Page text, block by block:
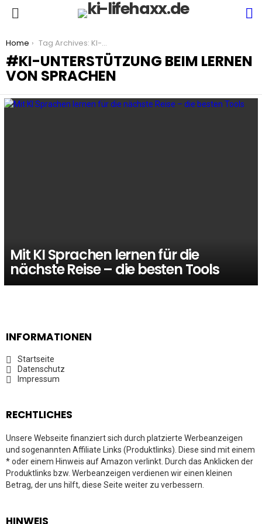
You are here:
Home Tag Archives: KI-Unterstützung beim Lernen von Sprachen
KI-UNTERSTÜTZUNG BEIM LERNEN
VON SPRACHEN
Mit KI Sprachen lernen für die
nächste Reise – die besten Tools
INFORMATIONEN
Startseite
Datenschutz
Impressum
RECHTLICHES
Unsere Webseite finanziert sich durch platzierte Werbeanzeigen
und sogenannten Affiliate Links (Produktlinks). Diese sind mit einem
* oder einem Hinweis auf Amazon verlinkt. Durch das Anklicken der
Produktlinks bzw. Werbeanzeigen verdienen wir einen kleinen
Betrag, der uns hilft, diese Seite weiter zu verbessern.
HINWEIS